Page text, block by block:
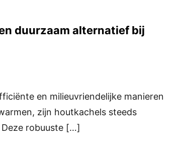
duurzaam alternatief bij
en milieuvriendelijke manieren
zijn houtkachels steeds
robuuste […]